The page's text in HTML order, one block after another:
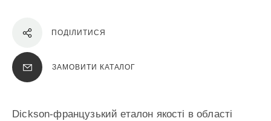
ПОДІЛИТИСЯ
ЗАМОВИТИ КАТАЛОГ
Dickson-французький еталон якості в області